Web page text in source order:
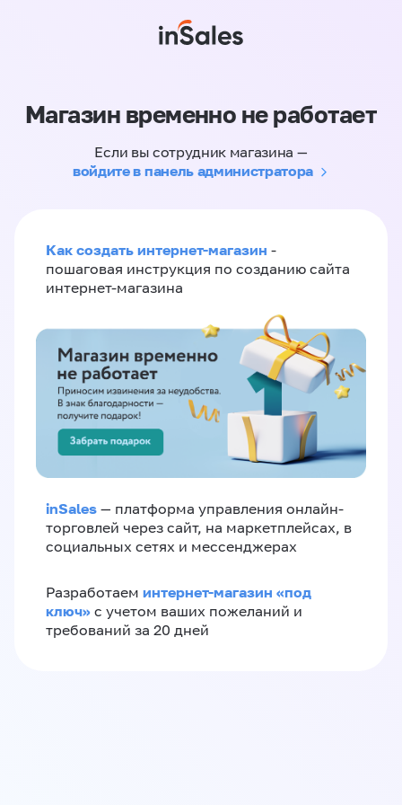
Магазин временно не работает
Если вы сотрудник магазина —
войдите в панель администратора
Как создать интернет-магазин -
пошаговая инструкция по созданию сайта
интернет-магазина
inSales — платформа управления онлайн-
торговлей через сайт, на маркетплейсах, в
социальных сетях и мессенджерах
Разработаем интернет-магазин «‎под
ключ»‎ с учетом ваших пожеланий и
требований за 20 дней